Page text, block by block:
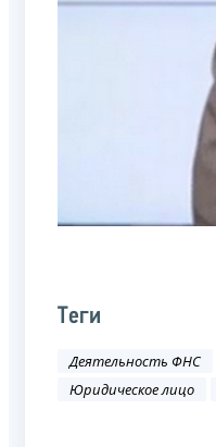
Теги
Деятельность ФНС
Юридическое лицо